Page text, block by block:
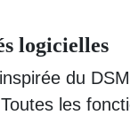
logicielles
du
les